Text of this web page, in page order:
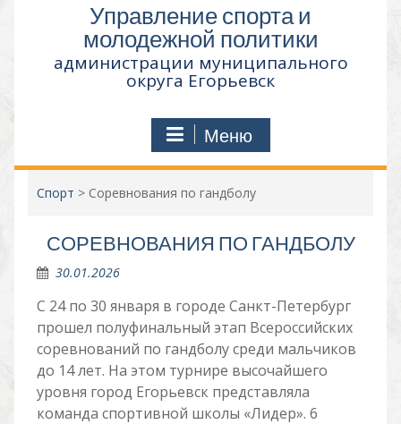
Управление спорта и
молодежной политики
администрации муниципального
округа Егорьевск
Меню
Спорт > Соревнования по гандболу
СОРЕВНОВАНИЯ ПО ГАНДБОЛУ
30.01.2026
С 24 по 30 января в городе Санкт-Петербург
прошел полуфинальный этап Всероссийских
соревнований по гандболу среди мальчиков
до 14 лет. На этом турнире высочайшего
уровня город Егорьевск представляла
команда спортивной школы «Лидер». 6